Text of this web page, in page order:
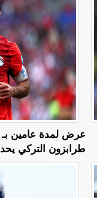
طرابزون التركي